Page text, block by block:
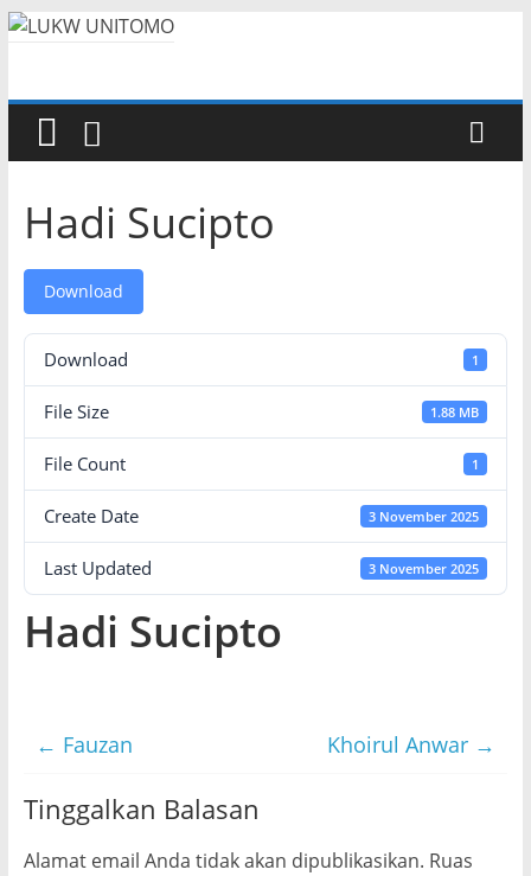
Hadi Sucipto
Download
Download 1
File Size 1.88 MB
File Count 1
Create Date 3 November 2025
Last Updated 3 November 2025
Hadi Sucipto
← Fauzan Khoirul Anwar →
Tinggalkan Balasan
Alamat email Anda tidak akan dipublikasikan. Ruas